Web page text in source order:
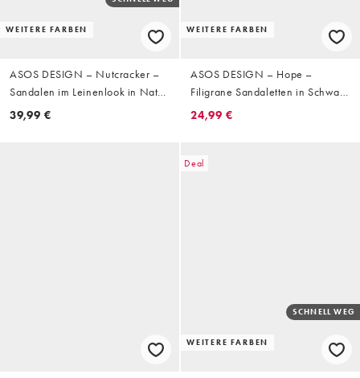
WEITERE FARBEN
ASOS DESIGN – Nutcracker –
Sandalen im Leinenlook in Natur
mit Knotendetail, Plateausohle
39,99 €
WEITERE FARBEN
ASOS DESIGN – Hope –
Filigrane Sandaletten in Schwarz
mit mittelhohem Stilettoabsatz
24,99 €
Deal
WEITERE FARBEN
SCHNELL WEG